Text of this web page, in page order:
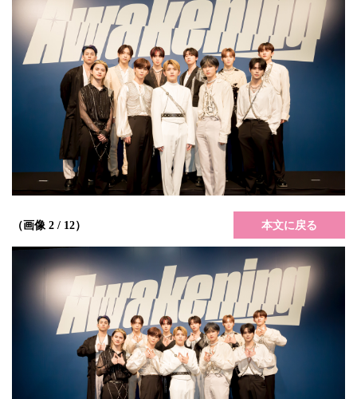
（画像 2 / 12） 本文に戻る